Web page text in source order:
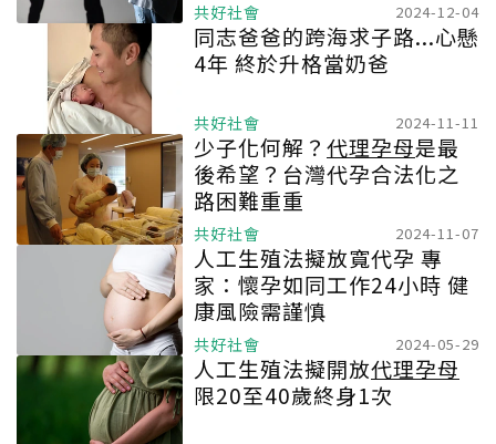
共好社會 2024-12-04
同志爸爸的跨海求子路...心懸
4年 終於升格當奶爸
共好社會 2024-11-11
少子化何解？ 代理孕母是最
後希望？台灣代孕合法化之
路困難重重
共好社會 2024-11-07
人工生殖法擬放寬代孕 專
家：懷孕如同工作24小時 健
康風險需謹慎
共好社會 2024-05-29
人工生殖法擬開放代理孕母
限20至40歲終身1次